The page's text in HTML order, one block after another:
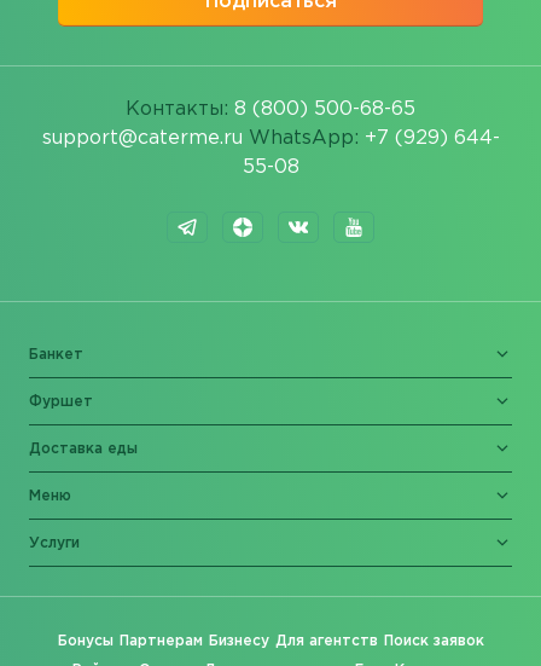
Контакты: 8 (800) 500-68-65
support@caterme.ru WhatsApp: +7 (929) 644-
55-08
Банкет
Фуршет
Доставка еды
Меню
Услуги
Бонусы Партнерам Бизнесу Для агентств Поиск заявок